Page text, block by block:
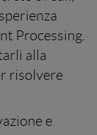
Processing.
alla
risolvere
e